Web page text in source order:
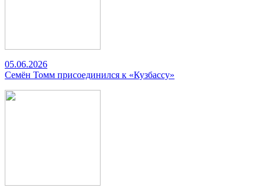
05.06.2026
Семён Томм присоединился к «Кузбассу»